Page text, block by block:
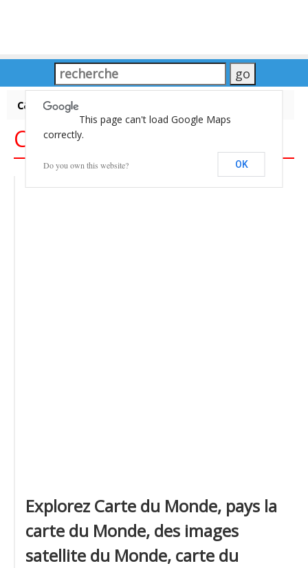
carte du Monde
Carte du Monde
Explorez Carte du Monde, pays la
carte du Monde, des images
satellite du Monde, carte du
This page can't load Google Maps
correctly.
Do you own this website? OK